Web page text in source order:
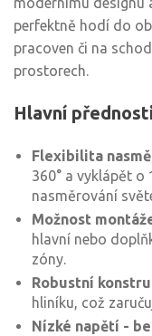
perfektně hodí do
pracoven či na
prostorech.
Hlavní
Flexibilita
360° a vyklápět o
nasměrování
Možnost
hlavní nebo
zóny.
Robustní
hliníku, což
Nízké napětí -